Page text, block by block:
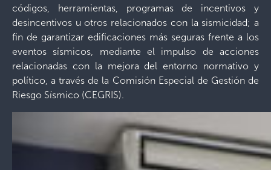
códigos, herramientas, programas de incentivos y
desincentivos u otros relacionados con la sismicidad; a
fin de garantizar edificaciones más seguras frente a los
eventos sísmicos, mediante el impulso de acciones
relacionadas con la mejora del entorno normativo y
político, a través de la Comisión Especial de Gestión de
Riesgo Sísmico (CEGRIS).